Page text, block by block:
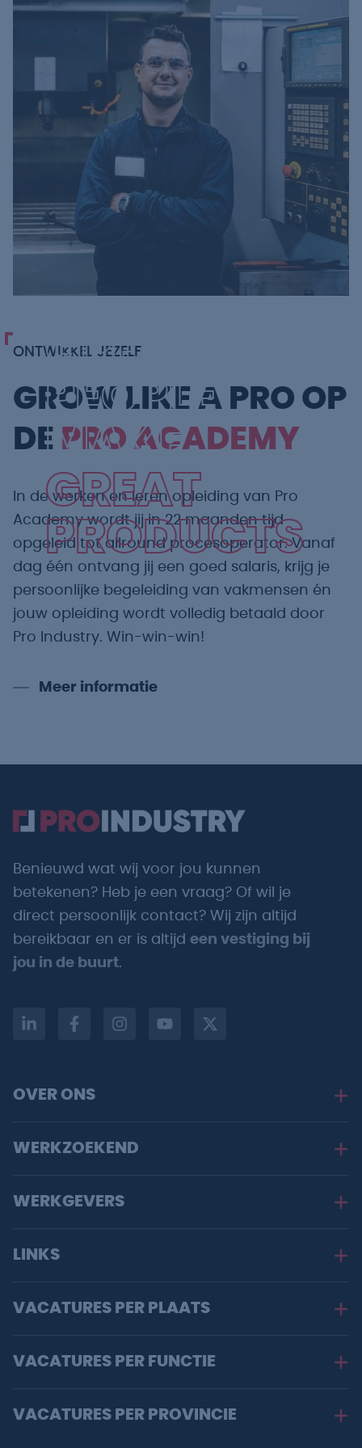
GREAT
PEOPLE
MAKE
GREAT
PRODUCTS
ONTWIKKEL JEZELF
GROW LIKE A PRO OP
DE PRO ACADEMY
In de werken en leren opleiding van Pro
Academy wordt jij in 22 maanden tijd
opgeleid tot allround procesoperator. Vanaf
dag één ontvang jij een goed salaris, krijg je
persoonlijke begeleiding van vakmensen én
jouw opleiding wordt volledig betaald door
Pro Industry. Win-win-win!
Meer informatie
Benieuwd wat wij voor jou kunnen
betekenen? Heb je een vraag? Of wil je
direct persoonlijk contact? Wij zijn altijd
bereikbaar en er is altijd een vestiging bij
jou in de buurt.
OVER ONS
WERKZOEKEND
WERKGEVERS
LINKS
VACATURES PER PLAATS
VACATURES PER FUNCTIE
VACATURES PER PROVINCIE